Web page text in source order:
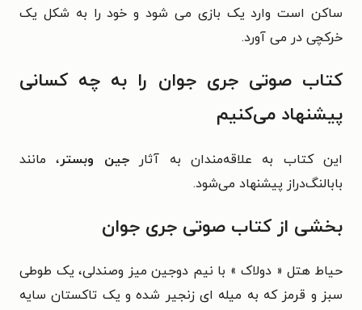
ساکن است وارد یک بازی می شود و خود را به شکل یک
خرکچی در می آورد.
کتاب صوتی جری جوان را به چه کسانی
پیشنهاد می‌کنیم
این کتاب به علاقه‌مندان به آثارجین وبستر، مانند
بابالنگ‌دراز پیشنهاد می‌شود.
بخشی از کتاب صوتی جری جوان
حیاط هتل « دولاک » با نیم دوجین میز وصندلی، یک طوطی
سبز و قرمز که به میله ای زنجیر شده و یک تاکستان سایه